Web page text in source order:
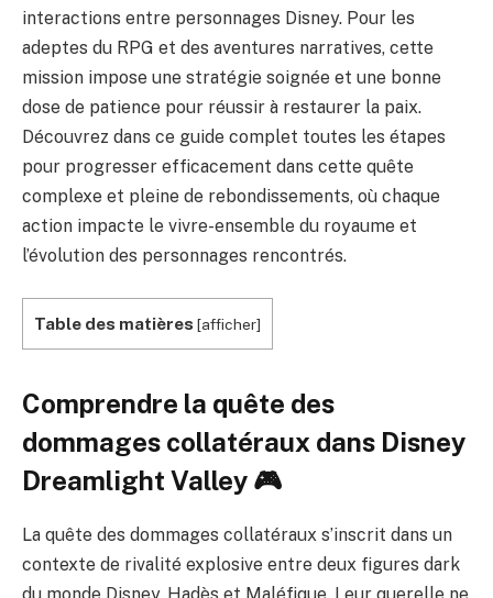
interactions entre personnages Disney. Pour les
adeptes du RPG et des aventures narratives, cette
mission impose une stratégie soignée et une bonne
dose de patience pour réussir à restaurer la paix.
Découvrez dans ce guide complet toutes les étapes
pour progresser efficacement dans cette quête
complexe et pleine de rebondissements, où chaque
action impacte le vivre-ensemble du royaume et
l’évolution des personnages rencontrés.
Table des matières [afficher]
Comprendre la quête des
dommages collatéraux dans Disney
Dreamlight Valley 🎮
La quête des dommages collatéraux s’inscrit dans un
contexte de rivalité explosive entre deux figures dark